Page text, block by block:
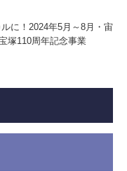
に！2024年5月～8月・宙
塚110周年記念事業